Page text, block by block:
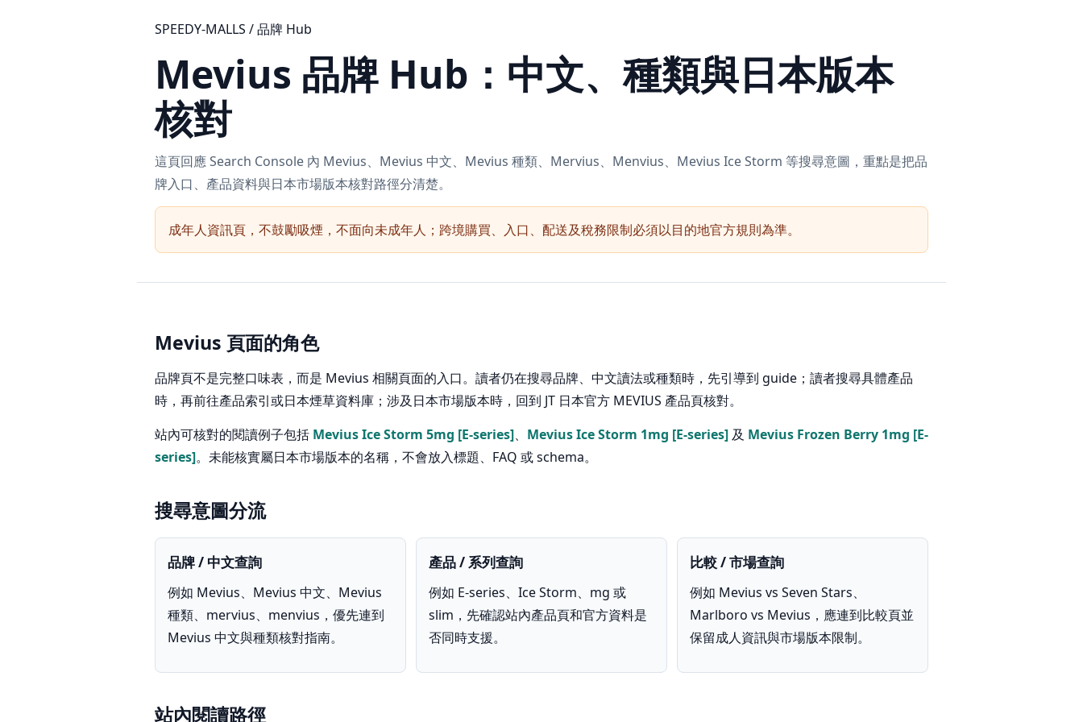
SPEEDY-MALLS / 品牌 Hub
Mevius 品牌 Hub：中文、種類與日本版本
核對
這頁回應 Search Console 內 Mevius、Mevius 中文、Mevius 種類、Mervius、Menvius、Mevius Ice Storm 等搜尋意圖，重點是把品
牌入口、產品資料與日本市場版本核對路徑分清楚。
成年人資訊頁，不鼓勵吸煙，不面向未成年人；跨境購買、入口、配送及稅務限制必須以目的地官方規則為準。
Mevius 頁面的角色
品牌頁不是完整口味表，而是 Mevius 相關頁面的入口。讀者仍在搜尋品牌、中文讀法或種類時，先引導到 guide；讀者搜尋具體產品
時，再前往產品索引或日本煙草資料庫；涉及日本市場版本時，回到 JT 日本官方 MEVIUS 產品頁核對。
站內可核對的閱讀例子包括 Mevius Ice Storm 5mg [E-series]、 Mevius Ice Storm 1mg [E-series] 及 Mevius Frozen Berry 1mg [E-
series]。未能核實屬日本市場版本的名稱，不會放入標題、FAQ 或 schema。
搜尋意圖分流
品牌 / 中文查詢
例如 Mevius、Mevius 中文、Mevius
種類、mervius、menvius，優先連到
Mevius 中文與種類核對指南。
產品 / 系列查詢
例如 E-series、Ice Storm、mg 或
slim，先確認站內產品頁和官方資料是
否同時支援。
比較 / 市場查詢
例如 Mevius vs Seven Stars、
Marlboro vs Mevius，應連到比較頁並
保留成人資訊與市場版本限制。
站內閱讀路徑